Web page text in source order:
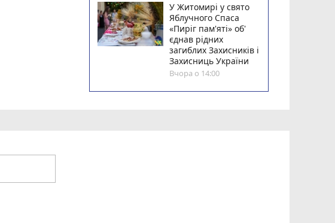
У Житомирі у свято
Яблучного Спаса
«Пиріг пам'яті» об'
єднав рідних
загиблих Захисників і
Захисниць України
Вчора о 14:00